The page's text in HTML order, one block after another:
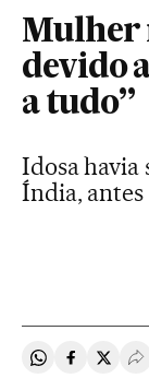
Mulher
devido
a tudo”
Idosa havia
Índia, antes
Compartir en
Compartir